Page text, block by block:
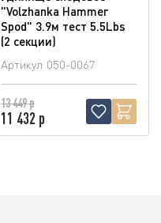
"Volzhanka Hammer
Spod" 3.9м тест 5.5Lbs
(2 секции)
Артикул 050-0067
13 449 р
11 432 р